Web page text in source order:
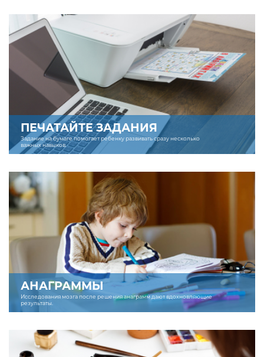
ПЕЧАТАЙТЕ ЗАДАНИЯ
Задание на бумаге помогает ребенку развивать сразу несколько
важных навыков.
АНАГРАММЫ
Исследования мозга после решения анаграмм дают вдохновляющие
результаты.